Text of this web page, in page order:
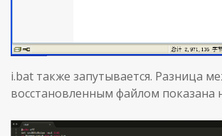
i.bat также запутывается. Разница
восстановленным файлом показана